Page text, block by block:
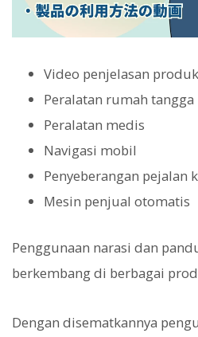
Video penjelasan produk
Peralatan rumah tangga
Peralatan medis
Navigasi mobil
Penyeberangan pejalan
Mesin penjual otomatis
Penggunaan narasi dan
berkembang di berbagai
Dengan disematkannya